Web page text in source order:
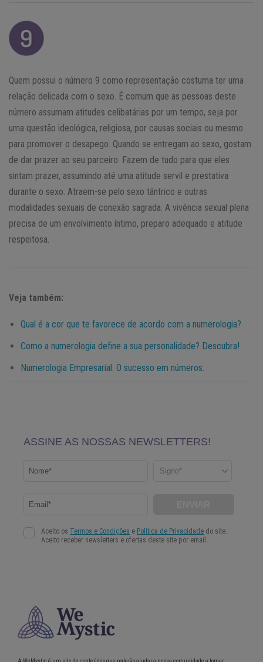
Quem possui o número 9 como representação costuma ter uma
relação delicada com o sexo. É comum que as pessoas deste
número assumam atitudes celibatárias por um tempo, seja por
uma questão ideológica, religiosa, por causas sociais ou mesmo
para promover o desapego. Quando se entregam ao sexo, gostam
de dar prazer ao seu parceiro. Fazem de tudo para que eles
sintam prazer, assumindo até uma atitude servil e prestativa
durante o sexo. Atraem-se pelo sexo tântrico e outras
modalidades sexuais de conexão sagrada. A vivência sexual plena
precisa de um envolvimento íntimo, preparo adequado e atitude
respeitosa.
Veja também:
Qual é a cor que te favorece de acordo com a numerologia?
Como a numerologia define a sua personalidade? Descubra!
Numerologia Empresarial: O sucesso em números.